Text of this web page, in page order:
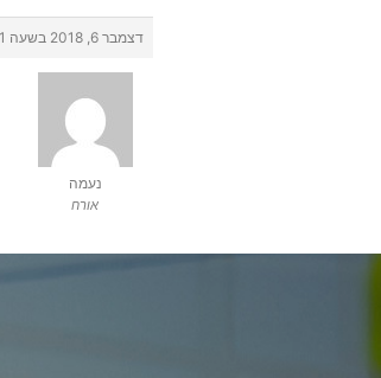
דצמבר 6, 2018 בשעה 1:31 pm
נעמה
אורח